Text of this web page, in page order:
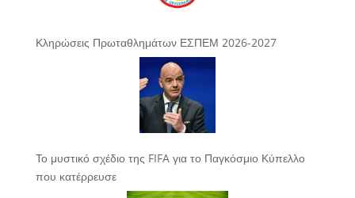
Κληρώσεις Πρωταθλημάτων ΕΣΠΕΜ 2026-2027
Το μυστικό σχέδιο της FIFA για το Παγκόσμιο Κύπελλο
που κατέρρευσε